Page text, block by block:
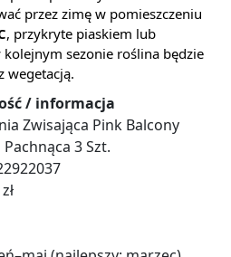
przez zimę w pomieszczeniu
, przykryte piaskiem lub
sezonie roślina będzie
wegetacją.
/ informacja
Zwisająca Pink Balcony
Pachnąca 3 Szt.